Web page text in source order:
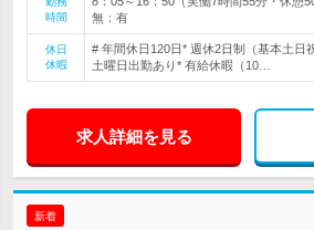
時間
無：有
休日
休暇
# 年間休日120日* 週休2日制（基本土
土曜日出勤あり* 有給休暇（10…
求人詳細を見る
新着